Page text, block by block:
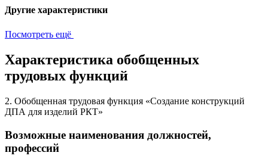
Другие характеристики
Посмотреть ещё
Характеристика обобщенных
трудовых функций
2. Обобщенная трудовая функция «Создание конструкций
ДПА для изделий РКТ»
Возможные наименования должностей,
профессий